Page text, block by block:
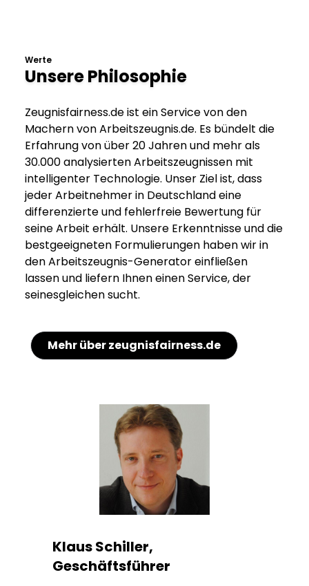
Werte
Unsere Philosophie
Zeugnisfairness.de ist ein Service von den
Machern von Arbeitszeugnis.de. Es bündelt die
Erfahrung von über 20 Jahren und mehr als
30.000 analysierten Arbeitszeugnissen mit
intelligenter Technologie. Unser Ziel ist, dass
jeder Arbeitnehmer in Deutschland eine
differenzierte und fehlerfreie Bewertung für
seine Arbeit erhält. Unsere Erkenntnisse und die
bestgeeigneten Formulierungen haben wir in
den Arbeitszeugnis-Generator einfließen
lassen und liefern Ihnen einen Service, der
seinesgleichen sucht.
Mehr über zeugnisfairness.de
Klaus Schiller,
Geschäftsführer